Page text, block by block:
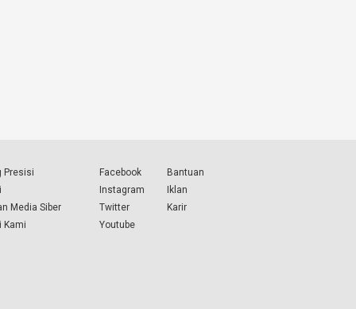
Presisi
Media Siber
Kami
Facebook
Instagram
Twitter
Youtube
Bantuan
Iklan
Karir